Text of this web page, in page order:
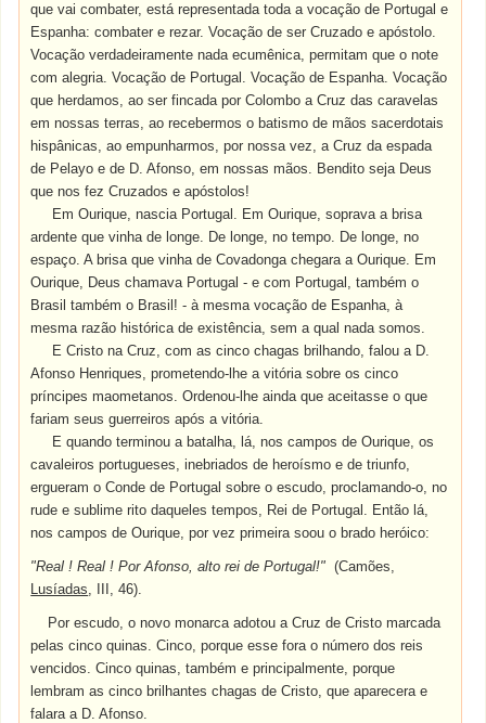
que vai combater, está representada toda a vocação de Portugal e
Espanha: combater e rezar. Vocação de ser Cruzado e apóstolo.
Vocação verdadeiramente nada ecumênica, permitam que o note
com alegria. Vocação de Portugal. Vocação de Espanha. Vocação
que herdamos, ao ser fincada por Colombo a Cruz das caravelas
em nossas terras, ao recebermos o batismo de mãos sacerdotais
hispânicas, ao empunharmos, por nossa vez, a Cruz da espada
de Pelayo e de D. Afonso, em nossas mãos. Bendito seja Deus
que nos fez Cruzados e apóstolos!
Em Ourique, nascia Portugal. Em Ourique, soprava a brisa
ardente que vinha de longe. De longe, no tempo. De longe, no
espaço. A brisa que vinha de Covadonga chegara a Ourique. Em
Ourique, Deus chamava Portugal - e com Portugal, também o
Brasil também o Brasil! - à mesma vocação de Espanha, à
mesma razão histórica de existência, sem a qual nada somos.
E Cristo na Cruz, com as cinco chagas brilhando, falou a D.
Afonso Henriques, prometendo-lhe a vitória sobre os cinco
príncipes maometanos. Ordenou-lhe ainda que aceitasse o que
fariam seus guerreiros após a vitória.
E quando terminou a batalha, lá, nos campos de Ourique, os
cavaleiros portugueses, inebriados de heroísmo e de triunfo,
ergueram o Conde de Portugal sobre o escudo, proclamando-o, no
rude e sublime rito daqueles tempos, Rei de Portugal. Então lá,
nos campos de Ourique, por vez primeira soou o brado heróico:
"Real ! Real ! Por Afonso, alto rei de Portugal!"(Camões,
Lusíadas, III, 46).
Por escudo, o novo monarca adotou a Cruz de Cristo marcada
pelas cinco quinas. Cinco, porque esse fora o número dos reis
vencidos. Cinco quinas, também e principalmente, porque
lembram as cinco brilhantes chagas de Cristo, que aparecera e
falara a D. Afonso.